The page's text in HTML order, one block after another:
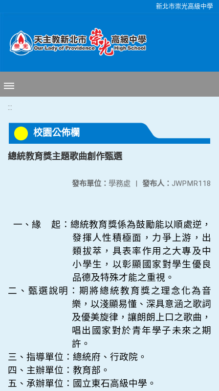
新北市崇光高級中學
:::
校園公佈欄
總統教育獎主題歌曲創作甄選
發布人： JWPMR118
發布單位： 學務處 |
一、緣
起：總統教育獎係為鼓勵能以順處逆，
發揮人性積極面，力爭上游，出
類拔萃，具表率作用之大專及中
小學生，以彰顯國家對學生優良
品德及特殊才能之重視。
二、甄選說明：期將總統教育獎之理念化為音
樂， 以淺顯易懂、深具意涵之歌詞
及優美旋律， 讓朗朗上口之歌曲，
唱出國家對於青年學子未來之期
許 。
三、指導單位：總統府、行政院。
四、主辦單位：教育部。
五、承辦單位：國立東石高級中學。